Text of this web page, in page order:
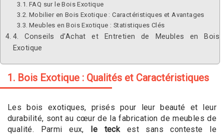
FAQ sur le Bois Exotique
Mobilier en Bois Exotique : Caractéristiques et Avantages
Meubles en Bois Exotique : Statistiques Clés
4. Conseils d’Achat et Entretien de Meubles en Bois
Exotique
1. Bois Exotique : Qualités et Caractéristiques
Les bois exotiques, prisés pour leur beauté et leur
durabilité, sont au cœur de la fabrication de meubles de
qualité. Parmi eux,
le teckest sans conteste le